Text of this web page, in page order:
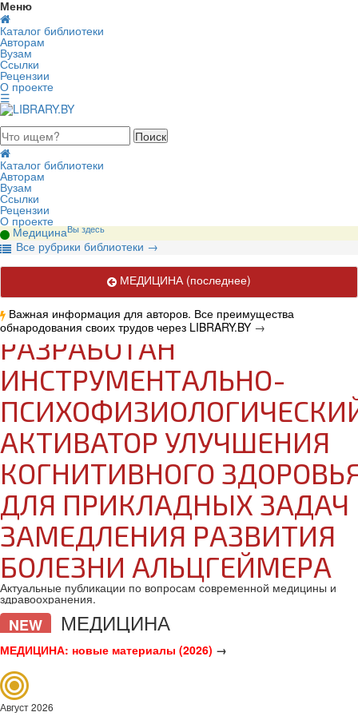
Меню
Каталог библиотеки
Авторам
Вузам
Ссылки
Рецензии
О проекте
☰
2026, пятница
Каталог библиотеки
Авторам
Вузам
Ссылки
Рецензии
О проекте
МедицинаВы здесь
Все рубрики библиотеки →
МЕДИЦИНА(последнее)
Важная информация для авторов. Все преимущества
обнародования своих трудов через LIBRARY.BY →
РАЗРАБОТАН
ИНСТРУМЕНТАЛЬНО-
АКТИВАТОР УЛУЧШЕНИЯ
КОГНИТИВНОГО
ДЛЯ ПРИКЛАДНЫХ ЗАДАЧ
ЗАМЕДЛЕНИЯ РАЗВИТИЯ
БОЛЕЗНИ АЛЬЦГЕЙМЕРА
Актуальные публикации по вопросам современной медицины и
здравоохранения.
NEW МЕДИЦИНА
МЕДИЦИНА: новые материалы (2026) →
Август 2026